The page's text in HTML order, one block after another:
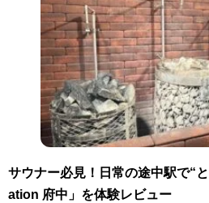
サウナー必見！日常の途中駅で“
ation 府中」を体験レビュー